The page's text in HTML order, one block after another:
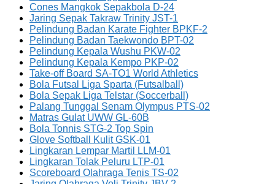
Cones Mangkok Sepakbola D-24
Jaring Sepak Takraw Trinity JST-1
Pelindung Badan Karate Fighter BPKF-2
Pelindung Badan Taekwondo BPT-02
Pelindung Kepala Wushu PKW-02
Pelindung Kepala Kempo PKP-02
Take-off Board SA-TO1 World Athletics
Bola Futsal Liga Sparta (Futsalball)
Bola Sepak Liga Telstar (Soccerball)
Palang Tunggal Senam Olympus PTS-02
Matras Gulat UWW GL-60B
Bola Tonnis STG-2 Top Spin
Glove Softball Kulit GSK-01
Lingkaran Lempar Martil LLM-01
Lingkaran Tolak Peluru LTP-01
Scoreboard Olahraga Tenis TS-02